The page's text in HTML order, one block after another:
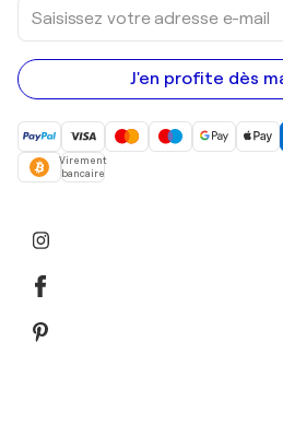
votre
adresse
e-
mail
J'en profite dès
Virement
bancaire